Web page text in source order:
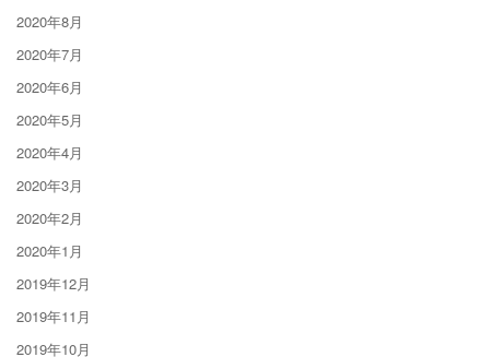
2020年8月
2020年7月
2020年6月
2020年5月
2020年4月
2020年3月
2020年2月
2020年1月
2019年12月
2019年11月
2019年10月